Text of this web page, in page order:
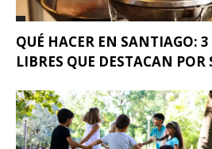
QUÉ HACER EN SANTIAGO:
LIBRES QUE DESTACAN POR